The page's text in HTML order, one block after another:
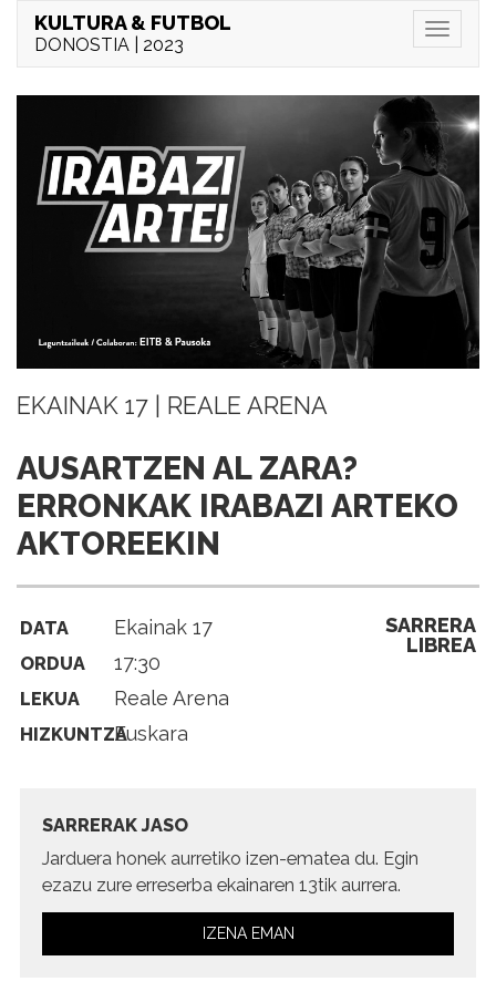
Menu
KULTURA & FUTBOL
DONOSTIA | 2023
EKAINAK 17 | REALE ARENA
AUSARTZEN AL ZARA?
ERRONKAK IRABAZI ARTEKO
AKTOREEKIN
DATA Ekainak 17
ORDUA 17:30
LEKUA Reale Arena
HIZKUNTZAEuskara
SARRERA
LIBREA
SARRERAK JASO
Jarduera honek aurretiko izen-ematea du. Egin
ezazu zure erreserba ekainaren 13tik aurrera.
IZENA EMAN